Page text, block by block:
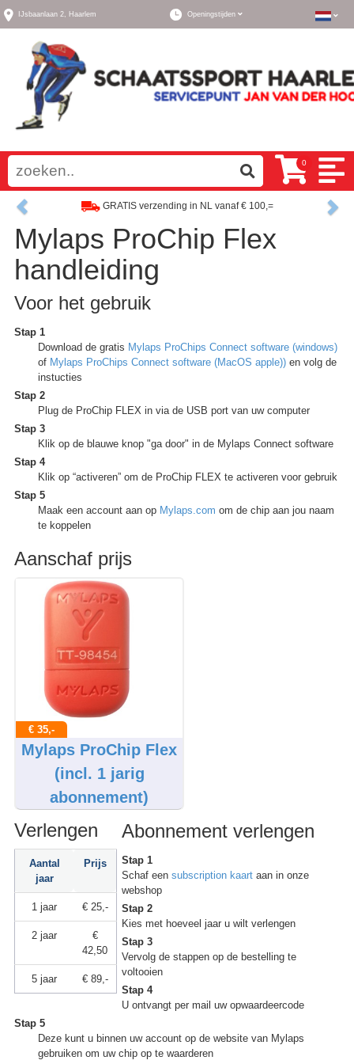
IJsbaanlaan 2, Haarlem Openingstijden
0
GRATIS verzending in NL vanaf € 100,=
Ruim assortiment, altijd wat naar wens!
Previous
Mylaps ProChip Flex
handleiding
Voor het gebruik
Stap 1
Download de gratis Mylaps ProChips Connect software (windows)
of Mylaps ProChips Connect software (MacOS apple))en volg de
instucties
Stap 2
Plug de ProChip FLEX in via de USB port van uw computer
Stap 3
Klik op de blauwe knop "ga door" in de Mylaps Connect software
Stap 4
Klik op “activeren” om de ProChip FLEX te activeren voor gebruik
Stap 5
Maak een account aan op Mylaps.com om de chip aan jou naam
te koppelen
Aanschaf prijs
€ 35,-
Mylaps ProChip Flex
(incl. 1 jarig
abonnement)
Verlengen
Aantal
jaar
Prijs
1 jaar € 25,-
2 jaar
€
42,50
5 jaar € 89,-
Abonnement verlengen
Stap 1
Schaf een subscription kaartaan in onze
webshop
Stap 2
Kies met hoeveel jaar u wilt verlengen
Stap 3
Vervolg de stappen op de bestelling te
voltooien
Stap 4
U ontvangt per mail uw opwaardeercode
Stap 5
Deze kunt u binnen uw account op de website van Mylaps
gebruiken om uw chip op te waarderen